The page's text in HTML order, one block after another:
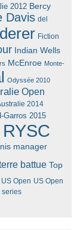
2012 Bercy
Davis del
Fiction
Indian Wells
McEnroe Monte-
Odyssée 2010
Open
2014
Garros 2015
RYSC
manager
battue Top
US Open US Open
series